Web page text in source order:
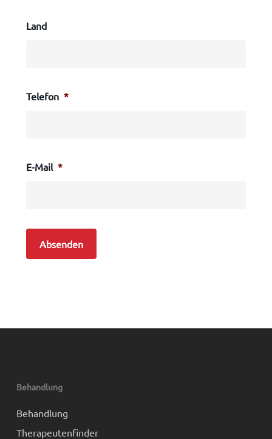
Land
Telefon *
E-Mail *
Absenden
Behandlung
Behandlung
Therapeutenfinder